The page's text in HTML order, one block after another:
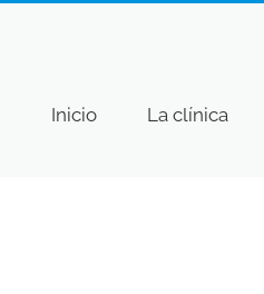
Inicio La clínica